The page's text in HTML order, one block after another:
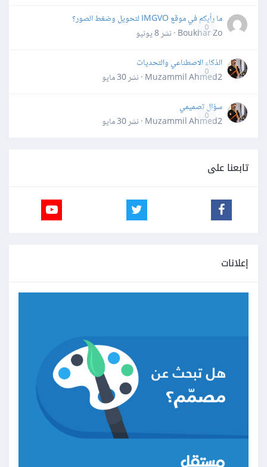
0
ما رأيكم في موقع IMGVO لتحويل وضغط الصور؟
Boukhar Zo · نشر
8 يونيو
0
الذكاء الاصطناعي والتحديات
Muzammil Ahmed2 · نشر
30 مايو
0
سؤال تصميمي
Muzammil Ahmed2 · نشر
30 مايو
تابعنا على
إعلانات